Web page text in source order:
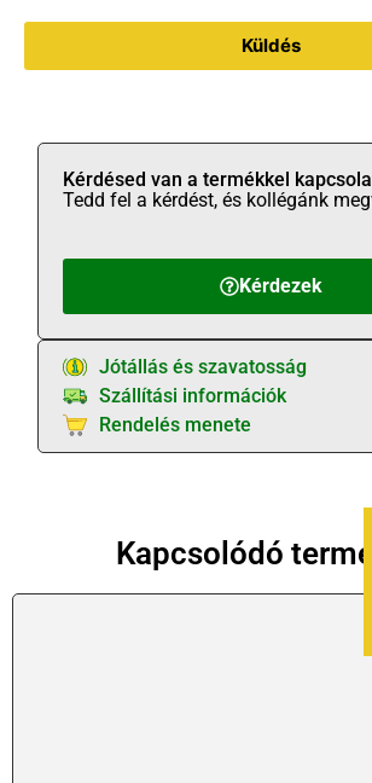
Küldés
Kérdezek
Kérdésed van a termékkel
Tedd fel a kérdést, és kollégánk
Jótállás és szavatosság
Szállítási információk
Rendelés menete
Kapcsolódó